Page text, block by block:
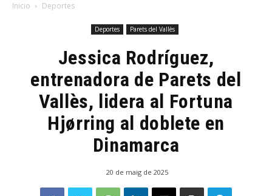
Inicio Deportes
Deportes Parets del Vallès
Jessica Rodríguez,
entrenadora de Parets del
Vallès, lidera al Fortuna
Hjørring al doblete en
Dinamarca
20 de maig de 2025